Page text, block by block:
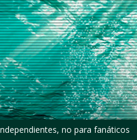
no para fanáticos